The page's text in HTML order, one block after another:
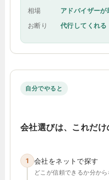
相場
アドバイザーが
お断り
代行してくれる
自分でやると
会社選びは、これだけ
1 会社をネットで探す
どこが信頼できるか分か